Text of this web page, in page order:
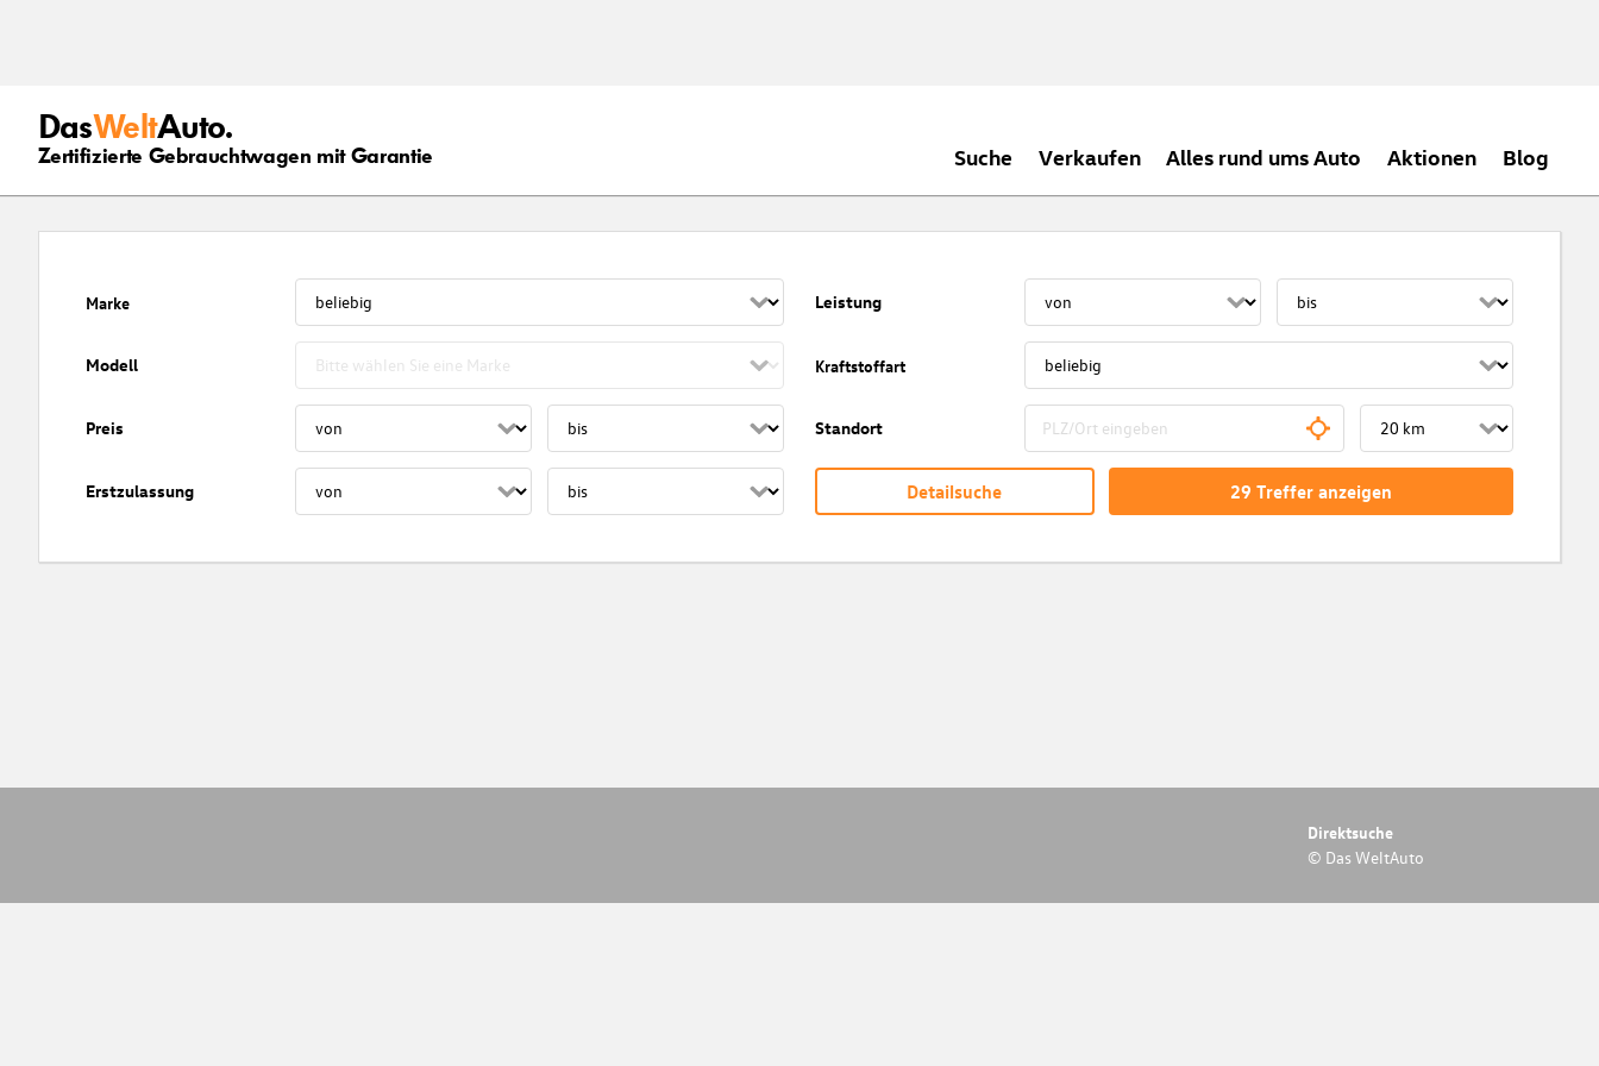
DasWeltAuto.
Zertifizierte Gebrauchtwagen mit Garantie Suche Verkaufen Alles rund ums Auto Aktionen Blog
Marke
Modell
Preis
Erstzulassung
Leistung
Kraftstoffart
Standort
Detailsuche 29Treffer anzeigen
Direktsuche
© Das WeltAuto